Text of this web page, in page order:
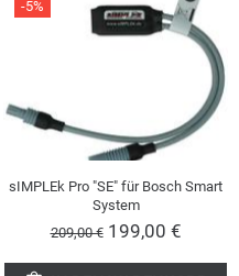
-5%
sIMPLEk Pro "SE" für Bosch Smart
System
209,00 € 199,00 €